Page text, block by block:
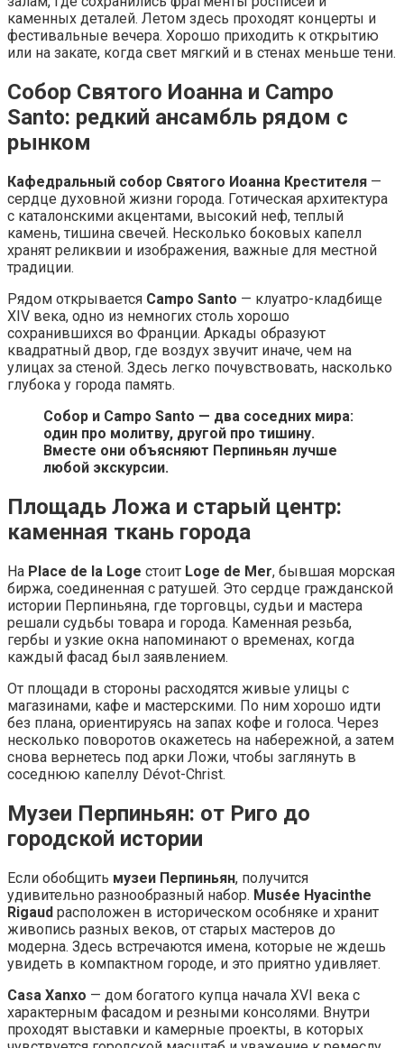
каменных деталей. Летом здесь проходят концерты и
фестивальные вечера. Хорошо приходить к открытию
или на закате, когда свет мягкий и в стенах меньше тени.
Собор Святого Иоанна и Campo
Santo: редкий ансамбль рядом с
рынком
Кафедральный собор Святого Иоанна Крестителя —
сердце духовной жизни города. Готическая архитектура
с каталонскими акцентами, высокий неф, теплый
камень, тишина свечей. Несколько боковых капелл
хранят реликвии и изображения, важные для местной
традиции.
Рядом открывается Campo Santo — клуатро-кладбище
XIV века, одно из немногих столь хорошо
сохранившихся во Франции. Аркады образуют
квадратный двор, где воздух звучит иначе, чем на
улицах за стеной. Здесь легко почувствовать, насколько
глубока у города память.
Собор и Campo Santo — два соседних мира:
один про молитву, другой про тишину.
Вместе они объясняют Перпиньян лучше
любой экскурсии.
Площадь Ложа и старый центр:
каменная ткань города
На Place de la Loge стоит Loge de Mer, бывшая морская
биржа, соединенная с ратушей. Это сердце гражданской
истории Перпиньяна, где торговцы, судьи и мастера
решали судьбы товара и города. Каменная резьба,
гербы и узкие окна напоминают о временах, когда
каждый фасад был заявлением.
От площади в стороны расходятся живые улицы с
магазинами, кафе и мастерскими. По ним хорошо идти
без плана, ориентируясь на запах кофе и голоса. Через
несколько поворотов окажетесь на набережной, а затем
снова вернетесь под арки Ложи, чтобы заглянуть в
соседнюю капеллу Dévot-Christ.
Музеи Перпиньян: от Риго до
городской истории
Если обобщить музеи Перпиньян, получится
удивительно разнообразный набор. Musée Hyacinthe
Rigaud расположен в историческом особняке и хранит
живопись разных веков, от старых мастеров до
модерна. Здесь встречаются имена, которые не ждешь
увидеть в компактном городе, и это приятно удивляет.
Casa Xanxo — дом богатого купца начала XVI века с
характерным фасадом и резными консолями. Внутри
проходят выставки и камерные проекты, в которых